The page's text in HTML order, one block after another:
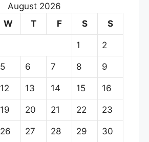
August 2026
W T F S S
1 2
5 6 7 8 9
12 13 14 15 16
19 20 21 22 23
26 27 28 29 30